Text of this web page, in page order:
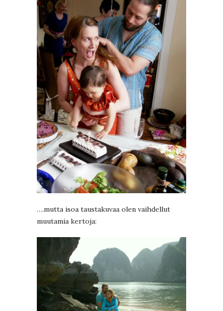
….mutta isoa taustakuvaa olen vaihdellut
muutamia kertoja: